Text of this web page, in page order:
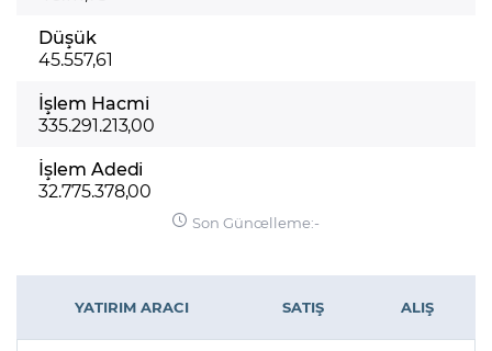
Düşük
45.557,61
İşlem Hacmi
335.291.213,00
İşlem Adedi
32.775.378,00
Son Güncelleme:-
YATIRIM ARACI SATIŞ ALIŞ